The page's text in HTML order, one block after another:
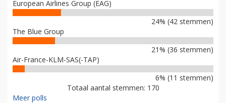
European Airlines Group (EAG)
24% (42 stemmen)
The Blue Group
21% (36 stemmen)
Air-France-KLM-SAS(-TAP)
6% (11 stemmen)
Totaal aantal stemmen: 170
Meer polls